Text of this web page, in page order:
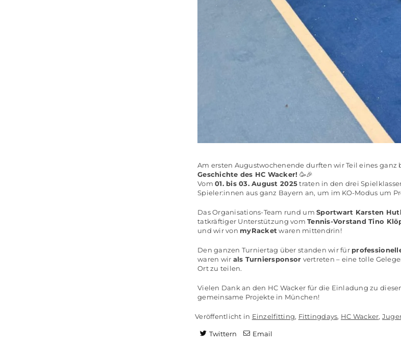
Am ersten Augustwochenende durften wir Teil eines ganz
Geschichte des HC Wacker! 🥳🎉
Vom01. bis 03. August 2025traten in den drei
Spieler:innen aus ganz Bayern an, um im KO-Modus um
Das Organisations-Team rund umSportwart Karsten
tatkräftiger Unterstützung vomTennis-Vorstand Tino
und wir von myRacket waren mittendrin!
Den ganzen Turniertag über standen wir für
waren wir als Turniersponsor vertreten – eine tolle
Ort zu teilen.
Vielen Dank an den HC Wacker für die Einladung zu
gemeinsame Projekte in München!
Veröffentlicht in Einzelfitting, Fittingdays, HC Wacker,
Twittern Email